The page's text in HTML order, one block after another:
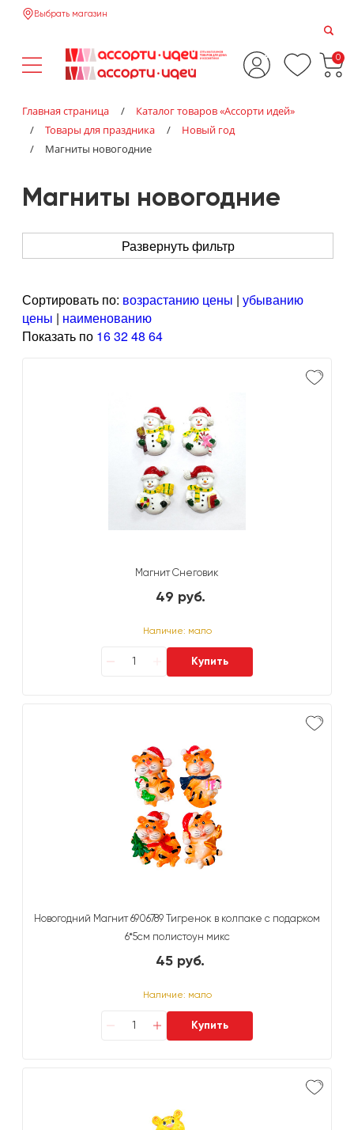
Выбрать магазин
0
Главная страница /
Каталог товаров «‎Ассорти идей»‎
/
Товары для праздника /
Новый год
/
Магниты новогодние
Магниты новогодние
Развернуть фильтр
Сортировать по: возрастанию цены | убыванию
цены | наименованию
Показать по 163248 64
Магнит Снеговик
49 руб.
Наличие: мало
Купить
Новогодний Магнит 6906789 Тигренок в колпаке с подарком
6*5см полистоун микс
45 руб.
Наличие: мало
Купить